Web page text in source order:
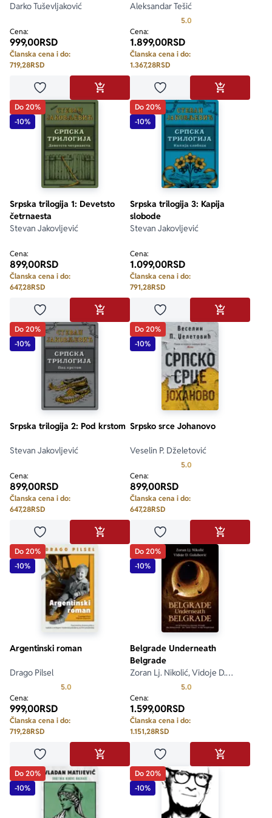
Darko Tuševljaković
Cena:
999,00RSD
Članska cena i do:
719,28RSD
Dodaj u omiljeneDODAJ U KORPU
Aleksandar Tešić
5.0
Cena:
1.899,00RSD
Članska cena i do:
1.367,28RSD
Dodaj u omiljeneDODAJ U
Do 20%
-10%
Srpska trilogija 1: Devetsto
četrnaesta
Stevan Jakovljević
Cena:
899,00RSD
Članska cena i do:
647,28RSD
Dodaj u omiljeneDODAJ U KORPU
Do 20%
-10%
Srpska trilogija 3: Kapija
slobode
Stevan Jakovljević
Cena:
1.099,00RSD
Članska cena i do:
791,28RSD
Dodaj u omiljeneDODAJ U
Do 20%
-10%
Srpska trilogija 2: Pod krstom
Stevan Jakovljević
Cena:
899,00RSD
Članska cena i do:
647,28RSD
Dodaj u omiljeneDODAJ U KORPU
Do 20%
-10%
Srpsko srce Johanovo
Veselin P. Dželetović
5.0
Cena:
899,00RSD
Članska cena i do:
647,28RSD
Dodaj u omiljeneDODAJ U
Do 20%
-10%
Argentinski roman
Drago Pilsel
5.0
Cena:
999,00RSD
Članska cena i do:
719,28RSD
Dodaj u omiljeneDODAJ U KORPU
Do 20%
-10%
Belgrade Underneath
Belgrade
Zoran Lj. Nikolić, Vidoje D.
5.0
Cena:
1.599,00RSD
Članska cena i do:
1.151,28RSD
Dodaj u omiljeneDODAJ U
Do 20%
-10%
Do 20%
-10%